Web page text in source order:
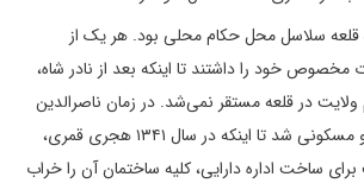
قلعه سلاسل محل حکام محلی بود. هر یک از
مخصوص خود را داشتند تا اینکه بعد از نادر شاه،
در قلعه مستقر نمی‌شد. در زمان ناصرالدین
شاه قلعه دوباره مرمت و مسکونی شد تا اینکه در سال ۱۳۴۱ هجری قمری،
ساخت اداره دارایی، کلیه ساختمان آن را خراب